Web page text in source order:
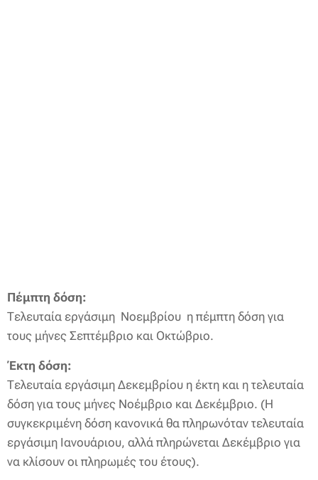
Πέμπτη δόση:
Τελευταία εργάσιμη Νοεμβρίου η πέμπτη δόση για
τους μήνες Σεπτέμβριο και Οκτώβριο.
Έκτη δόση:
Τελευταία εργάσιμη Δεκεμβρίου η έκτη και η τελευταία
δόση για τους μήνες Νοέμβριο και Δεκέμβριο. (Η
συγκεκριμένη δόση κανονικά θα πληρωνόταν τελευταία
εργάσιμη Ιανουάριου, αλλά πληρώνεται Δεκέμβριο για
να κλίσουν οι πληρωμές του έτους).